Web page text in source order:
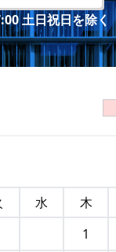
土日祝日を除く
水 木
1